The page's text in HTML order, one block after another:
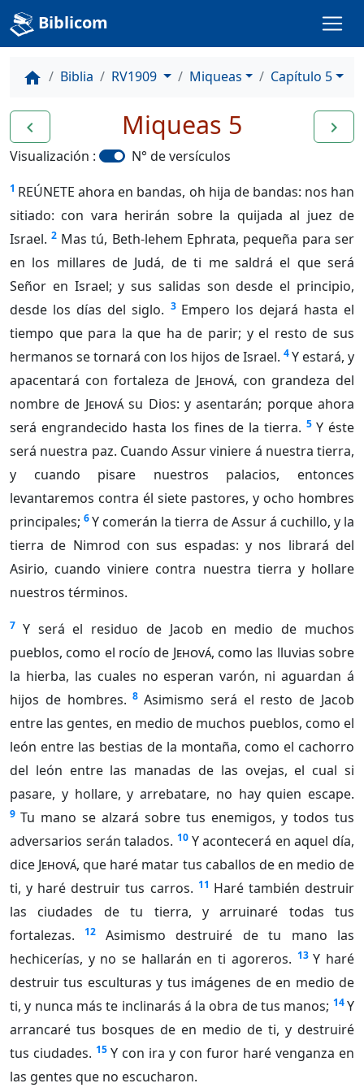
Biblicom
home Biblia RV1909 Miqueas Capítulo 5
navigate_before navigate_next
Miqueas 5
Visualización : N° de versículos
1 REÚNETE ahora en bandas, oh hija de bandas: nos han
sitiado: con vara herirán sobre la quijada al juez de
Israel. 2 Mas tú, Beth-lehem Ephrata, pequeña para ser
en los millares de Judá, de ti me saldrá el que será
Señor en Israel; y sus salidas son desde el principio,
desde los días del siglo. 3 Empero los dejará hasta el
tiempo que para la que ha de parir; y el resto de sus
hermanos se tornará con los hijos de Israel. 4Y estará, y
apacentará con fortaleza de Jehová, con grandeza del
nombre de Jehovásu Dios: y asentarán; porque ahora
será engrandecido hasta los fines de la tierra. 5 Y éste
será nuestra paz. Cuando Assur viniere á nuestra tierra,
y cuando pisare nuestros palacios, entonces
levantaremos contra él siete pastores, y ocho hombres
principales; 6Y comerán la tierra de Assur á cuchillo, y la
tierra de Nimrod con sus espadas: y nos librará del
Asirio, cuando viniere contra nuestra tierra y hollare
nuestros términos.
7 Y será el residuo de Jacob en medio de muchos
pueblos, como el rocío de Jehová, como las lluvias sobre
la hierba, las cuales no esperan varón, ni aguardan á
hijos de hombres. 8 Asimismo será el resto de Jacob
entre las gentes, en medio de muchos pueblos, como el
león entre las bestias de la montaña, como el cachorro
del león entre las manadas de las ovejas, el cual si
pasare, y hollare, y arrebatare, no hay quien escape.
9 Tu mano se alzará sobre tus enemigos, y todos tus
adversarios serán talados. 10 Y acontecerá en aquel día,
dice Jehová, que haré matar tus caballos de en medio de
ti, y haré destruir tus carros. 11 Haré también destruir
las ciudades de tu tierra, y arruinaré todas tus
fortalezas.
12
Asimismo destruiré de tu mano las
hechicerías, y no se hallarán en ti agoreros. 13 Y haré
destruir tus esculturas y tus imágenes de en medio de
ti, y nunca más te inclinarás á la obra de tus manos; 14Y
arrancaré tus bosques de en medio de ti, y destruiré
tus ciudades. 15 Y con ira y con furor haré venganza en
las gentes que no escucharon.